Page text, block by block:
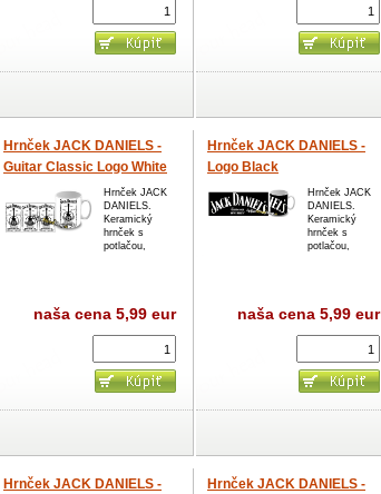
Hrnček JACK DANIELS -
Guitar Classic Logo White
Hrnček JACK
DANIELS.
Keramický
hrnček s
potlačou,
naša cena 5,99 eur
Hrnček JACK DANIELS -
Logo Black
Hrnček JACK
DANIELS.
Keramický
hrnček s
potlačou,
naša cena 5,99 eur
Hrnček JACK DANIELS -
Hrnček JACK DANIELS -